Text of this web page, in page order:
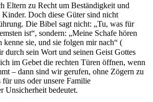
Eltern zu Recht um Beständigkeit und
Doch diese Güter sind nicht
Die Bibel sagt nicht: „Tu, was für
ist“, sondern: „Meine Schafe hören
kenne sie, und sie folgen mir nach“ (
durch sein Wort und seinen Geist Gottes
im Gebet die rechten Türen öffnen, wenn
– dann sind wir gerufen, ohne Zögern zu
uns oder unsere Familie
Unsicherheit bedeutet.